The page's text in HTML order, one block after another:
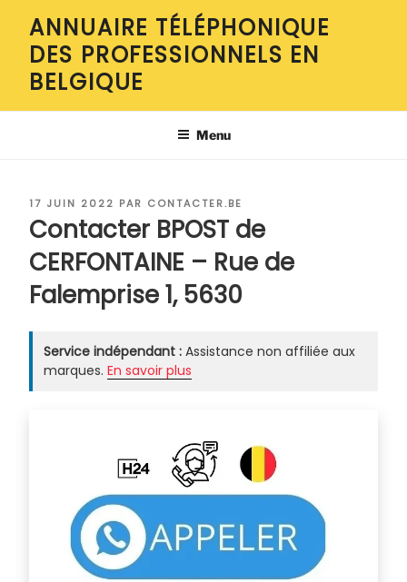
contenu
principal
ANNUAIRE TÉLÉPHONIQUE
DES PROFESSIONNELS EN
BELGIQUE
Menu
PUBLIÉ
LE
17 JUIN 2022 PAR CONTACTER.BE
Contacter BPOST de
CERFONTAINE – Rue de
Falemprise 1, 5630
Service indépendant : Assistance non affiliée aux
marques. En savoir plus